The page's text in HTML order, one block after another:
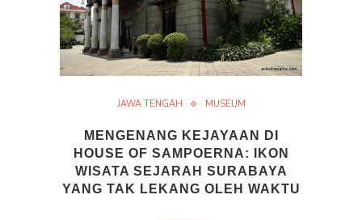
JAWA TENGAH MUSEUM
MENGENANG KEJAYAAN DI
HOUSE OF SAMPOERNA: IKON
WISATA SEJARAH SURABAYA
YANG TAK LEKANG OLEH WAKTU